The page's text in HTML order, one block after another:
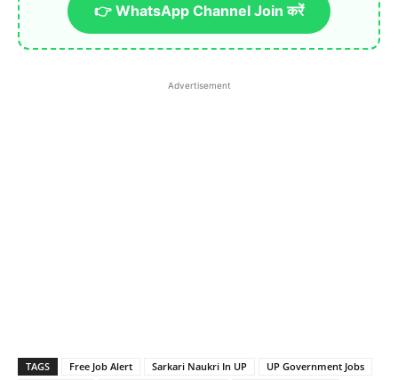
👉 WhatsApp Channel Join करें
Advertisement
TAGS Free Job Alert Sarkari Naukri In UP
UP Government Jobs